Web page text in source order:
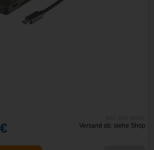
€ Versand ab: siehe Shop